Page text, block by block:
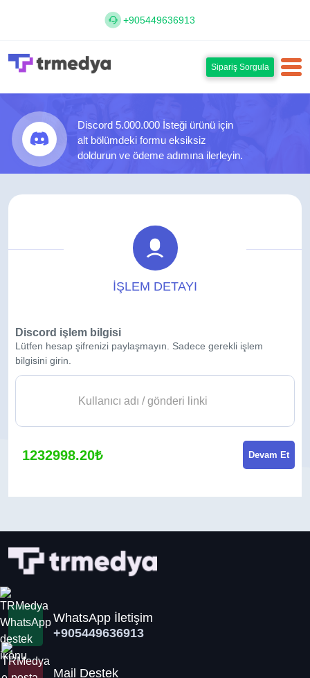
+905449636913
Sipariş Sorgula
Discord 5.000.000 İsteği ürünü için
alt bölümdeki formu eksiksiz
doldurun ve ödeme adımına ilerleyin.
İŞLEM DETAYI
Discord işlem bilgisi
Lütfen hesap şifrenizi paylaşmayın. Sadece gerekli işlem
bilgisini girin.
1232998.20₺ Devam Et
WhatsApp İletişim
+905449636913
Mail Destek